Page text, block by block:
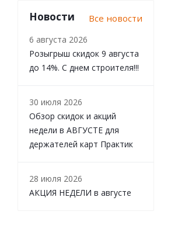
Новости Все новости
6 августа 2026
Розыгрыш скидок 9 августа
до 14%. С днем строителя!!!
30 июля 2026
Обзор скидок и акций
недели в АВГУСТЕ для
держателей карт Практик
28 июля 2026
АКЦИЯ НЕДЕЛИ в августе